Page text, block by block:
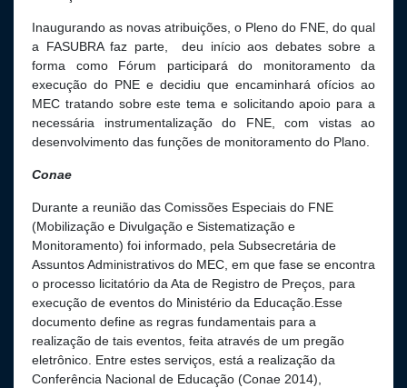
Inaugurando as novas atribuições, o Pleno do FNE, do qual
a FASUBRA faz parte, deu início aos debates sobre a
forma como Fórum participará do monitoramento da
execução do PNE e decidiu que encaminhará ofícios ao
MEC tratando sobre este tema e solicitando apoio para a
necessária instrumentalização do FNE, com vistas ao
desenvolvimento das funções de monitoramento do Plano.
Conae
Durante a reunião das Comissões Especiais do FNE
(Mobilização e Divulgação e Sistematização e
Monitoramento) foi informado, pela Subsecretária de
Assuntos Administrativos do MEC, em que fase se encontra
o processo licitatório da Ata de Registro de Preços, para
execução de eventos do Ministério da Educação.Esse
documento define as regras fundamentais para a
realização de tais eventos, feita através de um pregão
eletrônico. Entre estes serviços, está a realização da
Conferência Nacional de Educação (Conae 2014),